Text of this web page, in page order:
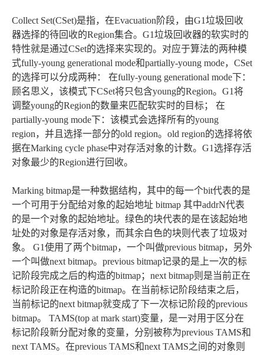
Collect Set(CSet)是指，在Evacuation阶段，由G1垃圾回收
器选择的待回收的Region集合。G1垃圾回收器的软实时的
特性就是通过CSet的选择来实现的。对应于算法的两种模
式fully-young generational mode和partially-young mode，CSet
的选择可以分成两种： 在fully-young generational mode下：
顾名思义，该模式下CSet将只包含young的Region。G1将
调整young的Region的数量来匹配软实时的目标； 在
partially-young mode下：该模式会选择所有的young
region，并且选择一部分的old region。old region的选择将依
据在Marking cycle phase中对存活对象的计数。G1选择存活
对象最少的Region进行回收。
Marking bitmap是一种数据结构，其中的每一个bit代表的是
一个可用于分配给对象的起始地址 bitmap 其中addrN代表
的是一个对象的起始地址。绿色的块代表的是在该起始地
址处的对象是存活对象，而其余白色的块则代表了垃圾对
象。 G1使用了两个bitmap，一个叫做previous bitmap，另外
一个叫做next bitmap。previous bitmap记录的是上一次的标
记阶段完成之后的构造的bitmap；next bitmap则是当前正在
标记阶段正在构造的bitmap。在当前标记阶段结束之后，
当前标记的next bitmap就变成了下一次标记阶段的previous
bitmap。 TAMS(top at mark start)变量，是一对用于区分在
标记阶段新分配对象的变量，分别被称为previous TAMS和
next TAMS。在previous TAMS和next TAMS之间的对象则